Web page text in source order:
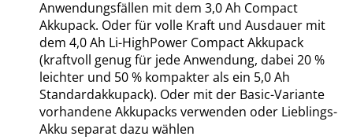
Anwendungsfällen mit dem 3,0 Ah Compact
Akkupack. Oder für volle Kraft und Ausdauer mit
dem 4,0 Ah Li-HighPower Compact Akkupack
(kraftvoll genug für jede Anwendung, dabei 20 %
leichter und 50 % kompakter als ein 5,0 Ah
Standardakkupack). Oder mit der Basic-Variante
vorhandene Akkupacks verwenden oder Lieblings-
Akku separat dazu wählen